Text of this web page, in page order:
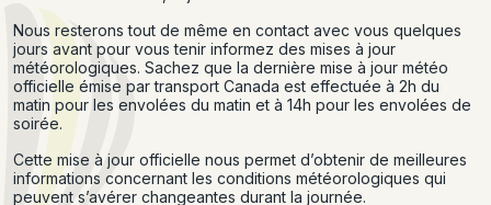
Nous resterons tout de même en contact avec vous quelques
jours avant pour vous tenir informez des mises à jour
météorologiques. Sachez que la dernière mise à jour météo
officielle émise par transport Canada est effectuée à 2h du
matin pour les envolées du matin et à 14h pour les envolées de
soirée.
Cette mise à jour officielle nous permet d’obtenir de meilleures
informations concernant les conditions météorologiques qui
peuvent s’avérer changeantes durant la journée.